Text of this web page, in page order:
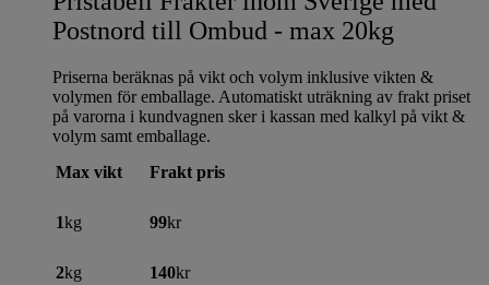
Postnord till Ombud - max 20kg
Priserna beräknas på vikt och volym inklusive vikten &
volymen för emballage. Automatiskt uträkning av frakt priset
på varorna i kundvagnen sker i kassan med kalkyl på vikt &
volym samt emballage.
Max vikt
Frakt pris
1kg 99kr
2kg 140kr